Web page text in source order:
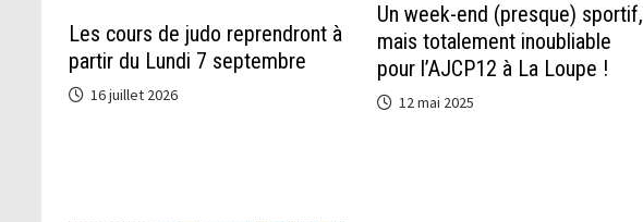
Les cours de judo reprendront à
partir du Lundi 7 septembre
16 juillet 2026
Un week-end (presque) sportif,
mais totalement inoubliable
pour l’AJCP12 à La Loupe !
12 mai 2025